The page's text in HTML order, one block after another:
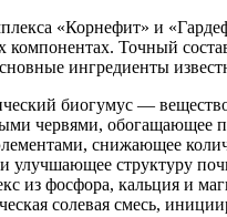
«Корнефит» и
компонентах. Точный
ингредиенты
биогумус —
червями, обогащающее
снижающее
улучшающее структуру
из фосфора, кальция и
солевая смесь,